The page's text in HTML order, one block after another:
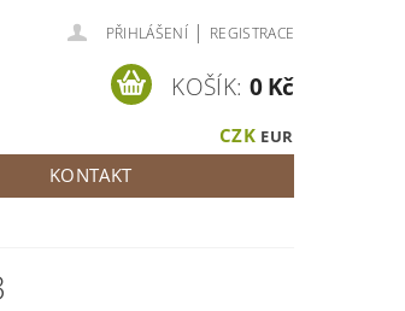
PŘIHLÁŠENÍ | REGISTRACE
CZK EUR
KOŠÍK: 0 Kč
KONTAKT